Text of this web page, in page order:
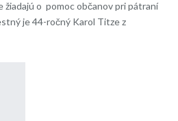
žiadajú o pomoc občanov pri pátraní
je 44-ročný Karol Titze z